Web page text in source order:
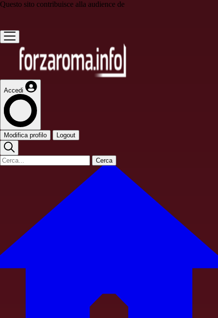
Questo sito contribuisce alla audience de
Accedi
Modifica profilo Logout
Cerca